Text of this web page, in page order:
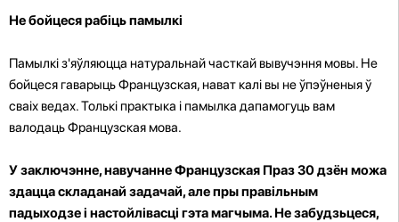
Не бойцеся рабіць памылкі
Памылкі з'яўляюцца натуральнай часткай вывучэння мовы. Не
бойцеся гаварыць Французская, нават калі вы не ўпэўненыя ў
сваіх ведах. Толькі практыка і памылка дапамогуць вам
валодаць Французская мова.
У заключэнне, навучанне Французская Праз 30 дзён можа
здацца складанай задачай, але пры правільным
падыходзе і настойлівасці гэта магчыма. Не забудзьцеся,